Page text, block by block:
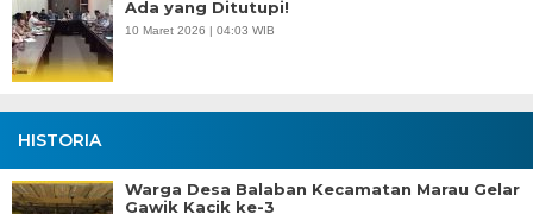
Ada yang Ditutupi!
10 Maret 2026 | 04:03 WIB
HISTORIA
Warga Desa Balaban Kecamatan Marau Gelar
Gawik Kacik ke-3